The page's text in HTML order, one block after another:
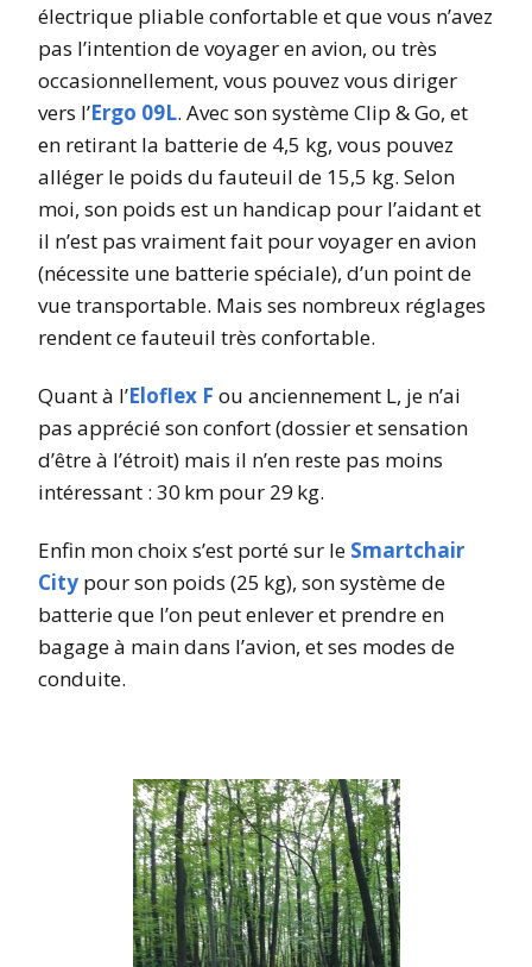
électrique pliable confortable et que vous n’avez
pas l’intention de voyager en avion, ou très
occasionnellement, vous pouvez vous diriger
vers l’Ergo 09L. Avec son système Clip & Go, et
en retirant la batterie de 4,5 kg, vous pouvez
alléger le poids du fauteuil de 15,5 kg. Selon
moi, son poids est un handicap pour l’aidant et
il n’est pas vraiment fait pour voyager en avion
(nécessite une batterie spéciale), d’un point de
vue transportable. Mais ses nombreux réglages
rendent ce fauteuil très confortable.
Quant à l’Eloflex F ou anciennement L, je n’ai
pas apprécié son confort (dossier et sensation
d’être à l’étroit) mais il n’en reste pas moins
intéressant : 30 km pour 29 kg.
Enfin mon choix s’est porté sur le Smartchair
City pour son poids (25 kg), son système de
batterie que l’on peut enlever et prendre en
bagage à main dans l’avion, et ses modes de
conduite.